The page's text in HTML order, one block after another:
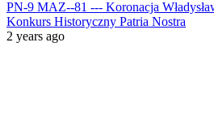
PN-9 MAZ--81 --- Koronacja
Konkurs Historyczny Patria Nostra
2 years ago